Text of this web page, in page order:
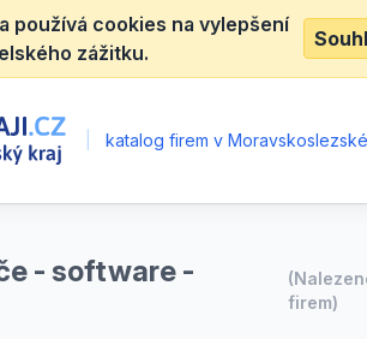
používá cookies na vylepšení
zážitku.
katalog firem v
- software -
firem)